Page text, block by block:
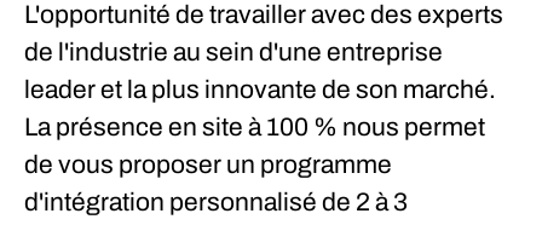
L'opportunité de travailler avec des experts
de l'industrie au sein d'une entreprise
leader et la plus innovante de son marché.
La présence en site à 100 % nous permet
de vous proposer un programme
d'intégration personnalisé de 2 à 3